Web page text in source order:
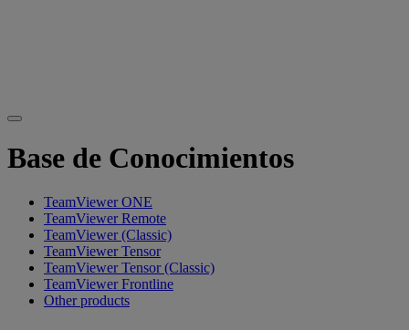
Base de Conocimientos
TeamViewer ONE
TeamViewer Remote
TeamViewer (Classic)
TeamViewer Tensor
TeamViewer Tensor (Classic)
TeamViewer Frontline
Other products